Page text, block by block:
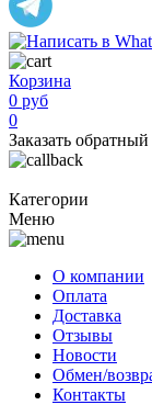
Корзина
0 руб
0
Заказать
Категории
Меню
О компании
Оплата
Доставка
Отзывы
Новости
Обмен/
Контакты